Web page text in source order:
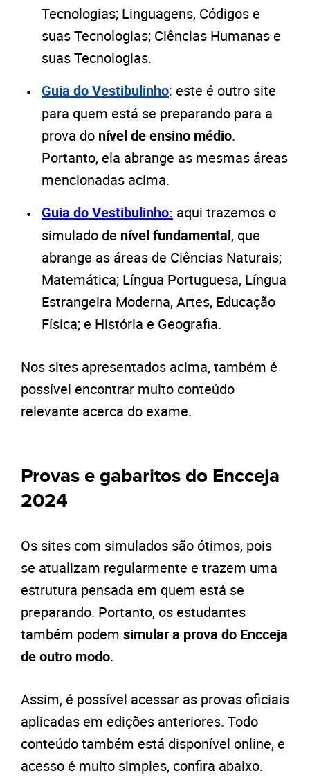
Tecnologias; Linguagens, Códigos e
suas Tecnologias; Ciências Humanas e
suas Tecnologias.
Guia do Vestibulinho: este é outro site
para quem está se preparando para a
prova do nível de ensino médio.
Portanto, ela abrange as mesmas áreas
mencionadas acima.
Guia do Vestibulinho: aqui trazemos o
simulado de nível fundamental, que
abrange as áreas de Ciências Naturais;
Matemática; Língua Portuguesa, Língua
Estrangeira Moderna, Artes, Educação
Física; e História e Geografia.
Nos sites apresentados acima, também é
possível encontrar muito conteúdo
relevante acerca do exame.
Provas e gabaritos do Encceja
2024
Os sites com simulados são ótimos, pois
se atualizam regularmente e trazem uma
estrutura pensada em quem está se
preparando. Portanto, os estudantes
também podem simular a prova do Encceja
de outro modo.
Assim, é possível acessar as provas oficiais
aplicadas em edições anteriores. Todo
conteúdo também está disponível online, e
acesso é muito simples, confira abaixo.